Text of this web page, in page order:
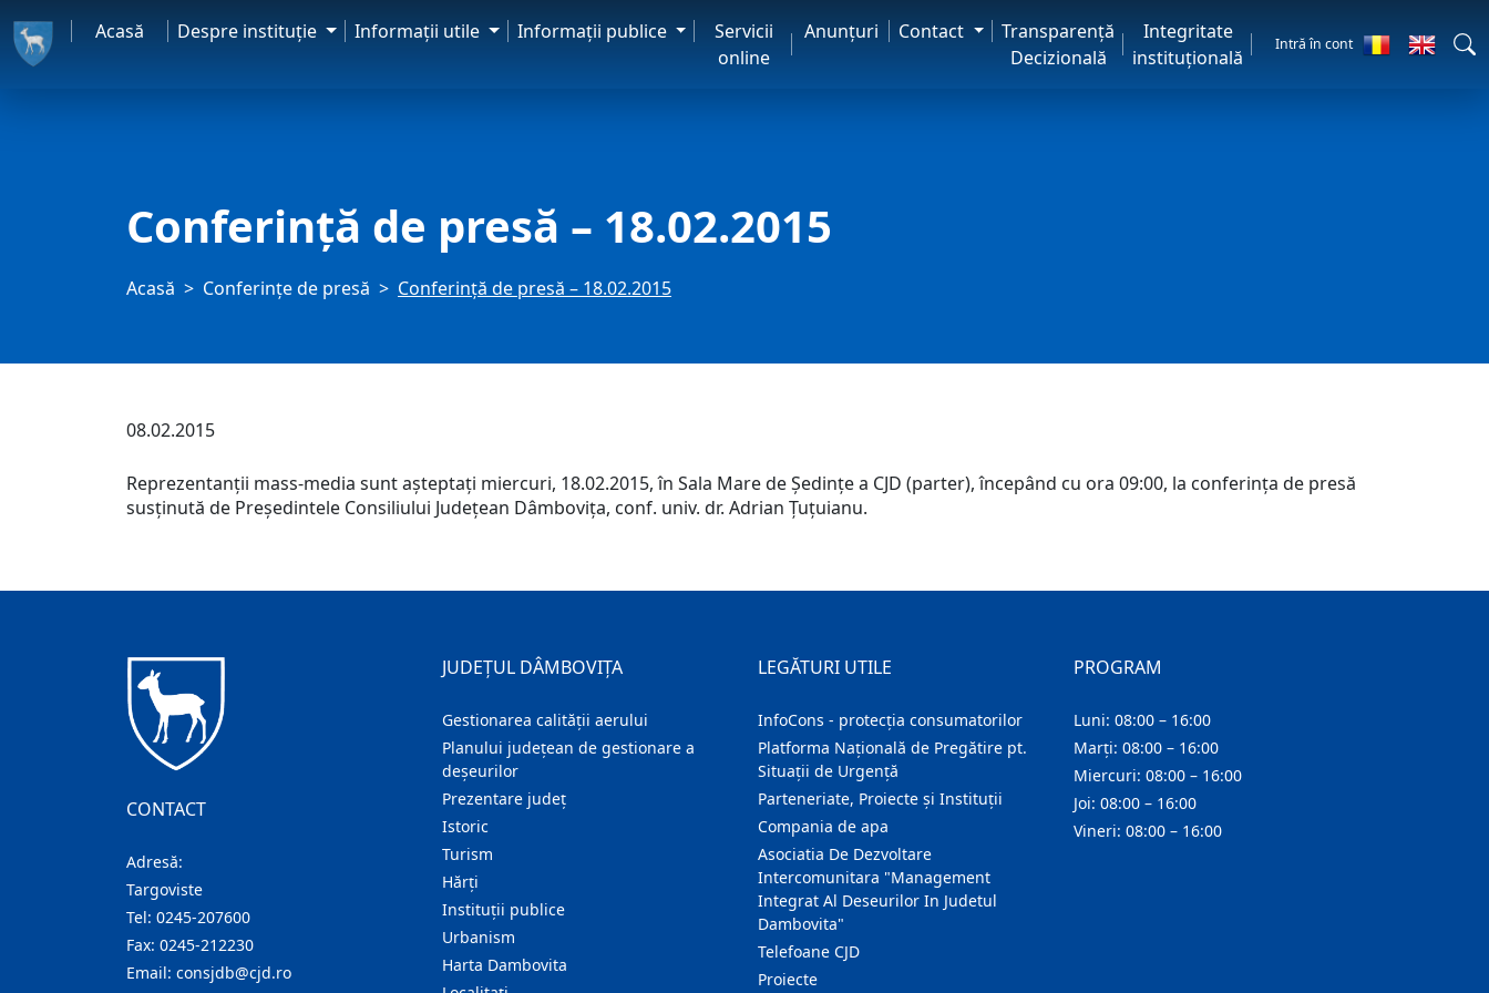
Acasă Despre instituţie Informaţii utile Informaţii publice
Servicii
online
Anunţuri Contact
Transparență
Decizională
Integritate
instituțională
Intră în cont
Conferință de presă – 18.02.2015
Acasă Conferințe de presă Conferință de presă – 18.02.2015
08.02.2015
Reprezentanții mass-media sunt așteptați miercuri, 18.02.2015, în Sala Mare de Ședințe a CJD (parter), începând cu ora 09:00, la conferința de presă
susținută de Președintele Consiliului Județean Dâmbovița, conf. univ. dr. Adrian Țuțuianu.
CONTACT
Adresă:
Targoviste
Tel: 0245-207600
Fax: 0245-212230
Email: consjdb@cjd.ro
JUDEȚUL DÂMBOVIȚA
Gestionarea calității aerului
Planului județean de gestionare a
deșeurilor
Prezentare judeţ
Istoric
Turism
Hărţi
Instituţii publice
Urbanism
Harta Dambovita
LEGĂTURI UTILE
InfoCons - protecția consumatorilor
Platforma Națională de Pregătire pt.
Situații de Urgență
Parteneriate, Proiecte și Instituții
Compania de apa
Asociatia De Dezvoltare
Intercomunitara "Management
Integrat Al Deseurilor In Judetul
Dambovita"
Telefoane CJD
Proiecte
PROGRAM
Luni: 08:00 – 16:00
Marți: 08:00 – 16:00
Miercuri: 08:00 – 16:00
Joi: 08:00 – 16:00
Vineri: 08:00 – 16:00